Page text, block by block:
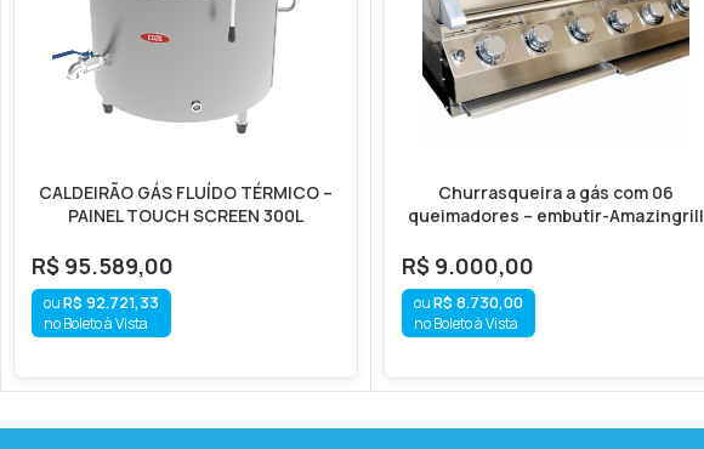
CALDEIRÃO GÁS FLUÍDO TÉRMICO –
PAINEL TOUCH SCREEN 300L
R$ 95.589,00
R$ 92.721,33
no Boleto à Vista
Churrasqueira a gás com 06
queimadores – embutir-Amazingrill
R$ 9.000,00
R$ 8.730,00
no Boleto à Vista